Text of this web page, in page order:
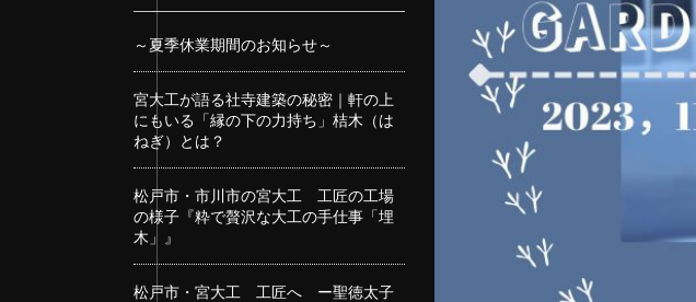
～夏季休業期間のお知らせ～
宮大工が語る社寺建築の秘密｜軒の上
にもいる「縁の下の力持ち」桔木（は
ねぎ）とは？
松戸市・市川市の宮大工 工匠の工場
の様子『粋で贅沢な大工の手仕事「埋
木」』
松戸市・宮大工 工匠へ ー聖徳太子